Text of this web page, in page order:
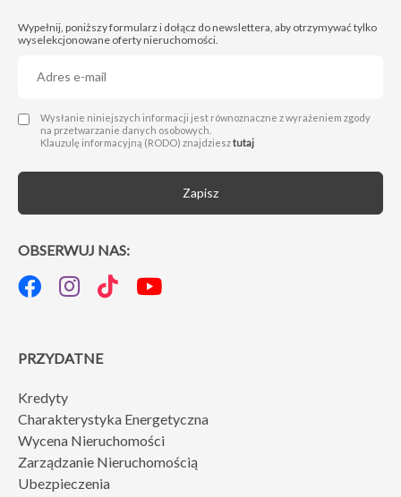
Wypełnij, poniższy formularz i dołącz do newslettera, aby otrzymywać tylko
wyselekcjonowane oferty nieruchomości.
Wysłanie niniejszych informacji jest równoznaczne z wyrażeniem zgody
na przetwarzanie danych osobowych.
Klauzulę informacyjną (RODO) znajdziesztutaj
Zapisz
OBSERWUJ NAS:
PRZYDATNE
Kredyty
Charakterystyka Energetyczna
Wycena Nieruchomości
Zarządzanie Nieruchomością
Ubezpieczenia